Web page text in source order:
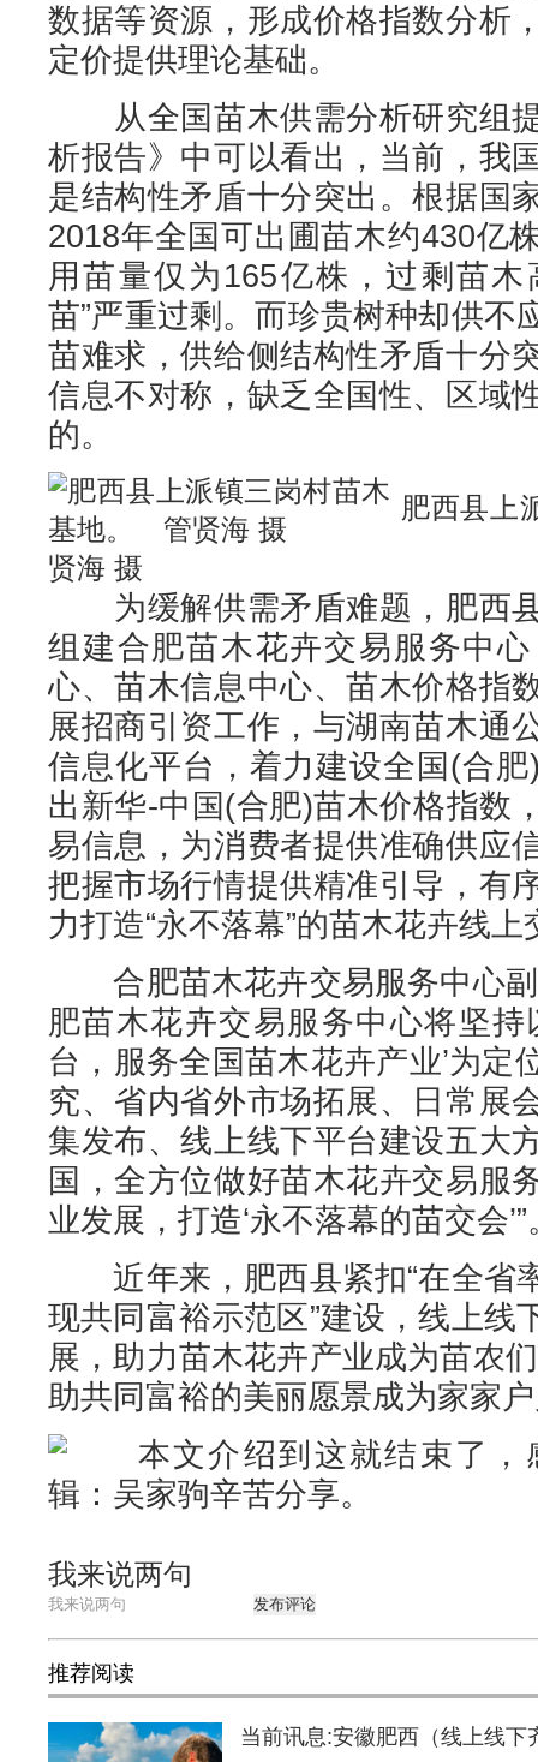
数据等资源，形成价格指数分析
定价提供理论基础。
从全国苗木供需分析研究组
析报告》中可以看出，当前，我
是结构性矛盾十分突出。根据国
2018年全国可出圃苗木约430亿
用苗量仅为165亿株，过剩苗木
苗”严重过剩。而珍贵树种却供不
苗难求，供给侧结构性矛盾十分
信息不对称，缺乏全国性、区域
的。
肥西县上
贤海 摄
为缓解供需矛盾难题，肥西
组建合肥苗木花卉交易服务中
心、苗木信息中心、苗木价格指
展招商引资工作，与湖南苗木通
信息化平台，着力建设全国(合
出新华-中国(合肥)苗木价格指数
易信息，为消费者提供准确供应
把握市场行情提供精准引导，有
力打造“永不落幕”的苗木花卉线上
合肥苗木花卉交易服务中心副
肥苗木花卉交易服务中心将坚持
台，服务全国苗木花卉产业’为定
究、省内省外市场拓展、日常展
集发布、线上线下平台建设五大
国，全方位做好苗木花卉交易服
业发展，打造‘永不落幕的苗交会’”
近年来，肥西县紧扣“在全省
现共同富裕示范区”建设，线上线
展，助力苗木花卉产业成为苗农们
助共同富裕的美丽愿景成为家家
本文介绍到这就结束了，
辑：吴家驹辛苦分享。
我来说两句
发布评论
推荐阅读
当前讯息:安徽肥西（线上线下